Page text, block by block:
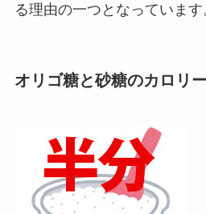
る理由の一つとなっています
オリゴ糖と砂糖のカロリ